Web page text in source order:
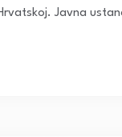
Javna